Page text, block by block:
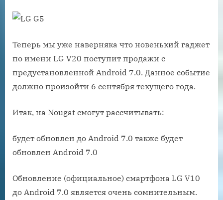
Теперь мы уже наверняка что новенький гаджет
по имени LG V20 поступит продажи с
предустановленной Android 7.0. Данное событие
должно произойти 6 сентября текущего года.
Итак, на Nougat смогут рассчитывать:
будет обновлен до Android 7.0 также будет
обновлен Android 7.0
Обновление (официальное) смартфона LG V10
до Android 7.0 является очень сомнительным.